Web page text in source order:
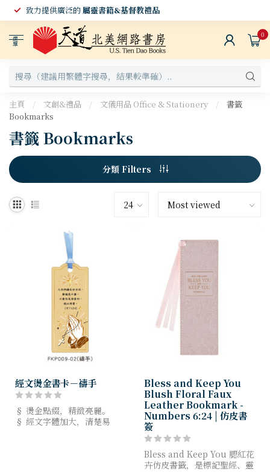
致力提供廣泛的屬靈書籍&基督教禮品
選
單
0
主頁 / 文創&禮品 / 文儀用品 Office & Stationery /
書籤
Bookmarks
書籤 Bookmarks
分類 Filters
經文燙金書卡－禱手
§ 燙金點綴，精緻亮麗。
§ 經文字體加大，清楚易
Bless and Keep You
Blush Floral Faux
Leather Bookmark -
Numbers 6:24 | 仿皮書
簽
Bless and Keep You 腮紅花
卉仿皮書籤，是標記聖經、靈